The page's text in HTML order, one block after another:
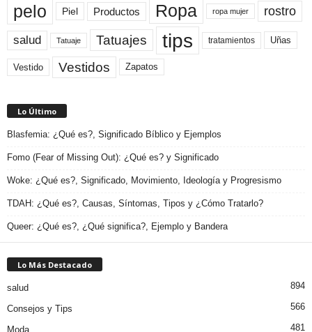
pelo Piel Productos Ropa ropa mujer rostro
salud Tatuaje Tatuajes tips tratamientos Uñas
Vestido Vestidos Zapatos
Lo Último
Blasfemia: ¿Qué es?, Significado Bíblico y Ejemplos
Fomo (Fear of Missing Out): ¿Qué es? y Significado
Woke: ¿Qué es?, Significado, Movimiento, Ideología y Progresismo
TDAH: ¿Qué es?, Causas, Síntomas, Tipos y ¿Cómo Tratarlo?
Queer: ¿Qué es?, ¿Qué significa?, Ejemplo y Bandera
Lo Más Destacado
salud 894
Consejos y Tips 566
Moda 481